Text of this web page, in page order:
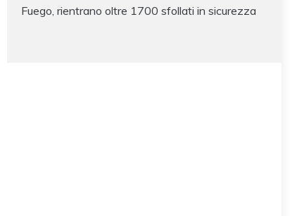
Fuego, rientrano oltre 1700 sfollati in sicurezza